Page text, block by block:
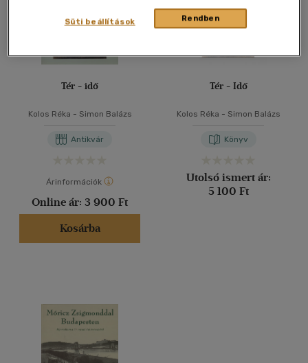
Alkalmaz
Tér - idő
Kolos Réka - Simon Balázs
Antikvár
Árinformációk
Online ár: 3 900 Ft
Kosárba
Tér - Idő
Kolos Réka - Simon Balázs
Könyv
Utolsó ismert ár:
5 100 Ft
Rendben
Süti beállítások